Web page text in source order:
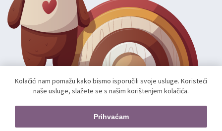
Pratite nas
Kolačići nam pomažu kako bismo isporučili svoje usluge. Koristeći
naše usluge, slažete se s našim korištenjem kolačića.
Prihvaćam